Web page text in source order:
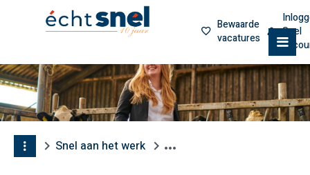
Bewaarde
vacatures
Snel
Snel aan het werk